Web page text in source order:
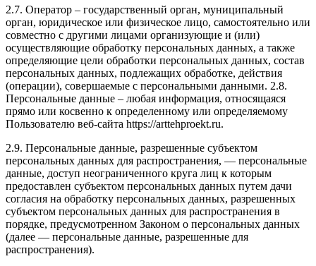
2.7. Оператор – государственный орган, муниципальный
орган, юридическое или физическое лицо, самостоятельно или
совместно с другими лицами организующие и (или)
осуществляющие обработку персональных данных, а также
определяющие цели обработки персональных данных, состав
персональных данных, подлежащих обработке, действия
(операции), совершаемые с персональными данными. 2.8.
Персональные данные – любая информация, относящаяся
прямо или косвенно к определенному или определяемому
Пользователю веб-сайта https://arttehproekt.ru.
2.9. Персональные данные, разрешенные субъектом
персональных данных для распространения, — персональные
данные, доступ неограниченного круга лиц к которым
предоставлен субъектом персональных данных путем дачи
согласия на обработку персональных данных, разрешенных
субъектом персональных данных для распространения в
порядке, предусмотренном Законом о персональных данных
(далее — персональные данные, разрешенные для
распространения).